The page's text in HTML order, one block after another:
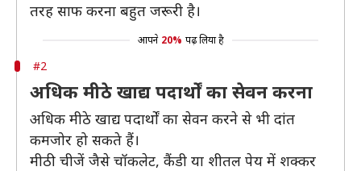
तरह साफ करना बहुत जरूरी है।
आपने 20% पढ़ लिया है
#2
अधिक मीठे खाद्य पदार्थों का सेवन करना
अधिक मीठे खाद्य पदार्थों का सेवन करने से भी दांत
कमजोर हो सकते हैं।
मीठी चीजें जैसे चॉकलेट, कैंडी या शीतल पेय में शक्कर